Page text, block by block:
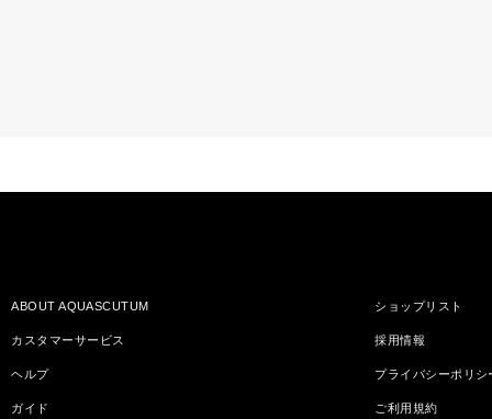
ABOUT AQUASCUTUM
カスタマーサービス
ヘルプ
ガイド
ショップリスト
採用情報
プライバシーポリシ
ご利用規約